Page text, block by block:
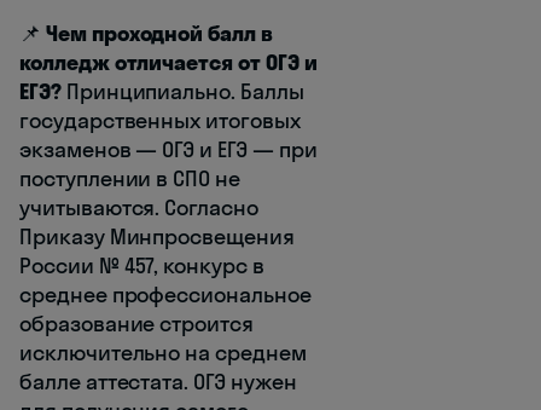
📌 Чем проходной балл в
колледж отличается от ОГЭ и
ЕГЭ?Принципиально. Баллы
государственных итоговых
экзаменов — ОГЭ и ЕГЭ — при
поступлении в СПО не
учитываются. Согласно
Приказу Минпросвещения
России № 457, конкурс в
среднее профессиональное
образование строится
исключительно на среднем
балле аттестата. ОГЭ нужен